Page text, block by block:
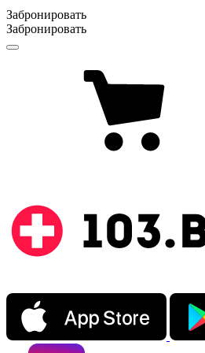
Забронировать
Забронировать